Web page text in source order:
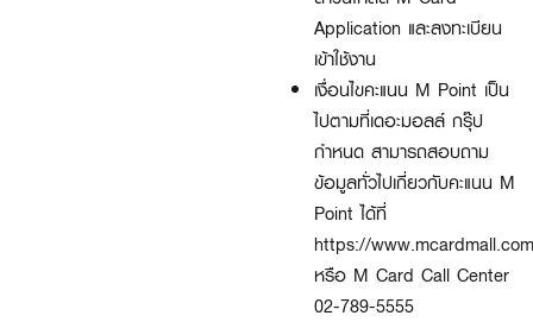
Application และลงทะเบียน
เข้าใช้งาน
เงื่อนไขคะแนน M Point เป็น
ไปตามที่เดอะมอลล์ กรุ๊ป
กำหนด สามารถสอบถาม
ข้อมูลทั่วไปเกี่ยวกับคะแนน M
Point ได้ที่
https://
หรือ M Card Call Center
02-789-5555